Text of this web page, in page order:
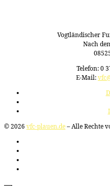
Vogtländischer
Nach
Telefon: 0
E-Mail:
© 2026 vfc-plauen.de– Alle Rechte